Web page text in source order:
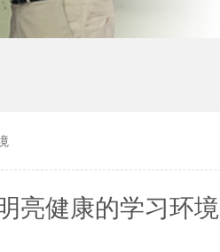
亮健康的学习环境